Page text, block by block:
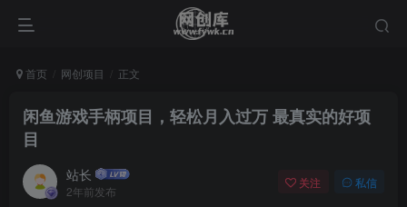
首页 网创项目 正文
闲鱼游戏手柄项目，轻松月入过万 最真实的好项
目
站长
2年前发布
关注 私信